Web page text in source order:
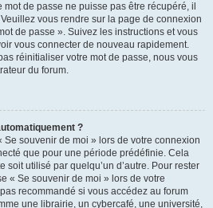
de passe ne puisse pas être récupéré, il
vous rendre sur la page de connexion
de passe ». Suivez les instructions et vous
vous connecter de nouveau rapidement.
réinitialiser votre mot de passe, nous vous
du forum.
?
Se souvenir de moi » lors de votre connexion
que pour une période prédéfinie. Cela
soit utilisé par quelqu’un d’autre. Pour rester
« Se souvenir de moi » lors de votre
recommandé si vous accédez au forum
une librairie, un cybercafé, une université,